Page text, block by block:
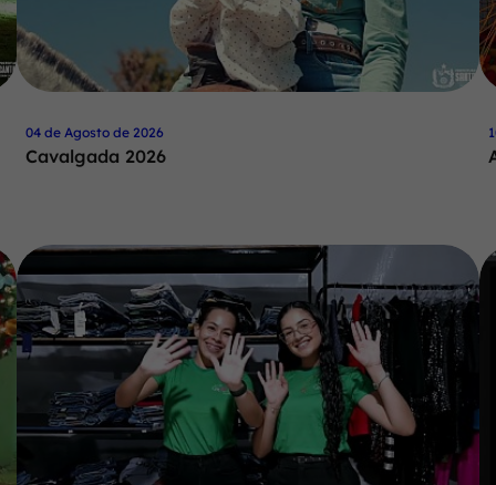
04 de Agosto de 2026
Cavalgada 2026